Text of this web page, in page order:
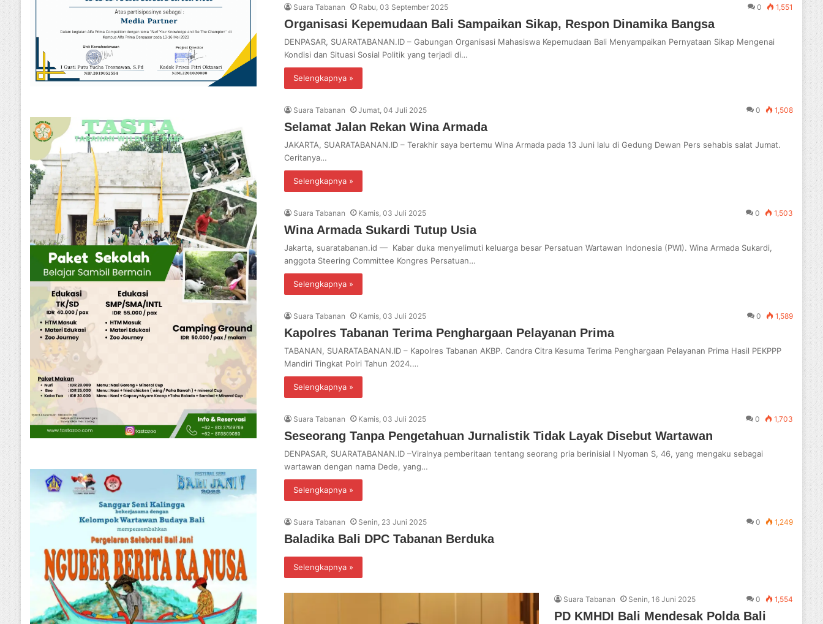
Suara Tabanan Rabu, 03 September 2025 0 1,551
Organisasi Kepemudaan Bali Sampaikan Sikap, Respon Dinamika Bangsa
DENPASAR, SUARATABANAN.ID – Gabungan Organisasi Mahasiswa Kepemudaan Bali Menyampaikan Pernyataan Sikap Mengenai
Kondisi dan Situasi Sosial Politik yang terjadi di…
Selengkapnya »
Suara Tabanan Jumat, 04 Juli 2025 0 1,508
Selamat Jalan Rekan Wina Armada
JAKARTA, SUARATABANAN.ID – Terakhir saya bertemu Wina Armada pada 13 Juni lalu di Gedung Dewan Pers sehabis salat Jumat.
Ceritanya…
Selengkapnya »
Suara Tabanan Kamis, 03 Juli 2025 0 1,503
Wina Armada Sukardi Tutup Usia
Jakarta, suaratabanan.id — Kabar duka menyelimuti keluarga besar Persatuan Wartawan Indonesia (PWI). Wina Armada Sukardi,
anggota Steering Committee Kongres Persatuan…
Selengkapnya »
Suara Tabanan Kamis, 03 Juli 2025 0 1,589
Kapolres Tabanan Terima Penghargaan Pelayanan Prima
TABANAN, SUARATABANAN.ID – Kapolres Tabanan AKBP. Candra Citra Kesuma Terima Penghargaan Pelayanan Prima Hasil PEKPPP
Mandiri Tingkat Polri Tahun 2024.…
Selengkapnya »
Suara Tabanan Kamis, 03 Juli 2025 0 1,703
Seseorang Tanpa Pengetahuan Jurnalistik Tidak Layak Disebut Wartawan
DENPASAR, SUARATABANAN.ID –Viralnya pemberitaan tentang seorang pria berinisial I Nyoman S, 46, yang mengaku sebagai
wartawan dengan nama Dede, yang…
Selengkapnya »
Suara Tabanan Senin, 23 Juni 2025 0 1,249
Baladika Bali DPC Tabanan Berduka
Selengkapnya »
Suara Tabanan Senin, 16 Juni 2025 0 1,554
PD KMHDI Bali Mendesak Polda Bali